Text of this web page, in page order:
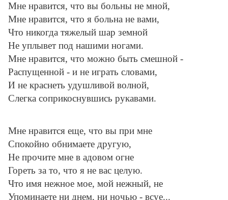
Мне нравится, что вы больны не мной,
Мне нравится, что я больна не вами,
Что никогда тяжелый шар земной
Не уплывет под нашими ногами.
Мне нравится, что можно быть смешной -
Распущенной - и не играть словами,
И не краснеть удушливой волной,
Слегка соприкоснувшись рукавами.
Мне нравится еще, что вы при мне
Спокойно обнимаете другую,
Не прочите мне в адовом огне
Гореть за то, что я не вас целую.
Что имя нежное мое, мой нежный, не
Упоминаете ни днем, ни ночью - всуе...